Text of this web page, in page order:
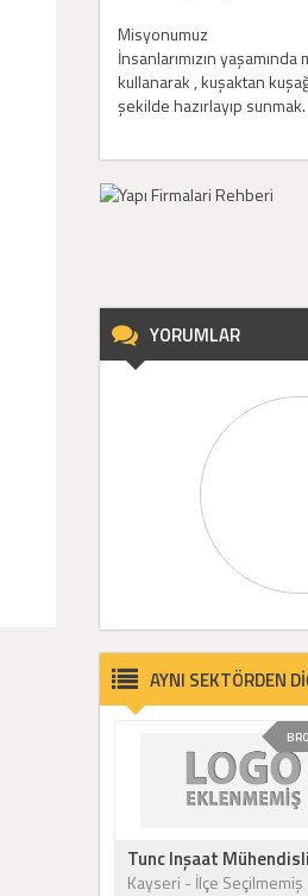
Misyonumuz
İnsanlarımızın
kullanarak , kuşaktan
şekilde hazırlayıp sunmak.
YORUMLAR
AYNI SEKTÖRDEN
Tunc Inşaat
Kayseri - İlçe Seçilmemiş